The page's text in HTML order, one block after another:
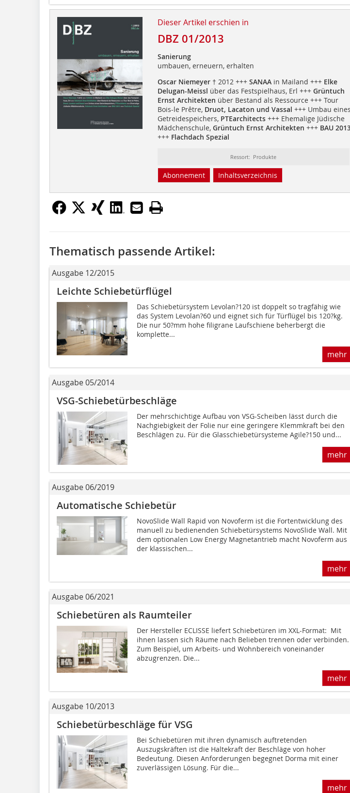
Dieser Artikel erschien in
DBZ 01/2013
Sanierung
umbauen, erneuern, erhalten
Oscar Niemeyer† 2012 +++ SANAAin Mailand +++ Elke
Delugan-Meissl über das Festspielhaus, Erl +++ Grüntuch
Ernst Architekten über Bestand als Ressource +++ Tour
Bois-le Prêtre, Druot, Lacaton und Vassal +++ Umbau eines
Getreidespeichers, PTEarchitects+++ Ehemalige Jüdische
Mädchenschule, Grüntuch Ernst Architekten +++ BAU
+++ Flachdach Spezial
Ressort: Produkte
Abonnement Inhaltsverzeichnis
Thematisch passende Artikel:
Ausgabe 12/2015
Leichte Schiebetürflügel
Das Schiebetürsystem Levolan?120 ist doppelt so tragfähig wie
das System Levolan?60 und eignet sich für Türflügel bis 120?kg.
Die nur 50?mm hohe filigrane Laufschiene beherbergt die
komplette...
mehr
Ausgabe 05/2014
VSG-Schiebetürbeschläge
Der mehrschichtige Aufbau von VSG-Scheiben lässt durch die
Nachgiebigkeit der Folie nur eine geringere Klemmkraft bei den
Beschlägen zu. Für die Glasschiebetürsysteme Agile?150 und...
mehr
Ausgabe 06/2019
Automatische Schiebetür
NovoSlide Wall Rapid von Novoferm ist die Fortentwicklung des
manuell zu bedienenden Schiebetürsystems NovoSlide Wall. Mit
dem optionalen Low Energy Magnetantrieb macht Novoferm aus
der klassischen...
mehr
Ausgabe 06/2021
Schiebetüren als Raumteiler
Der Hersteller ECLISSE liefert Schiebetüren im XXL-Format: Mit
ihnen lassen sich Räume nach Belieben trennen oder verbinden.
Zum Beispiel, um Arbeits- und Wohnbereich voneinander
abzugrenzen. Die...
mehr
Ausgabe 10/2013
Schiebetürbeschläge für VSG
Bei Schiebetüren mit ihren dynamisch auftretenden
Auszugskräften ist die Haltekraft der Beschläge von hoher
Bedeutung. Diesen Anforderungen begegnet Dorma mit einer
zuverlässigen Lösung. Für die...
mehr